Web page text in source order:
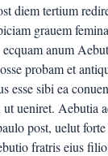
diem tertium
grauem
ecquam anum
probam et
esse sibi ea
ut ueniret. Aebutia
post, uelut
fratris eius